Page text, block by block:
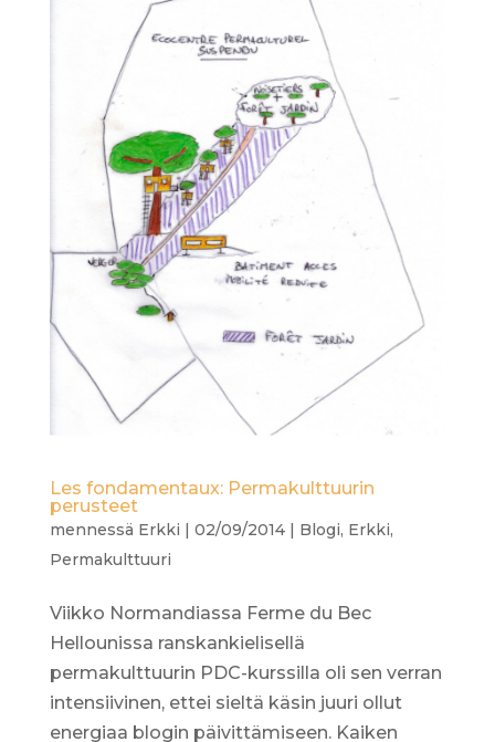
Les fondamentaux: Permakulttuurin
perusteet
mennessä Erkki | 02/09/2014| Blogi, Erkki,
Permakulttuuri
Viikko Normandiassa Ferme du Bec
Hellounissa ranskankielisellä
permakulttuurin PDC-kurssilla oli sen verran
intensiivinen, ettei sieltä käsin juuri ollut
energiaa blogin päivittämiseen. Kaiken